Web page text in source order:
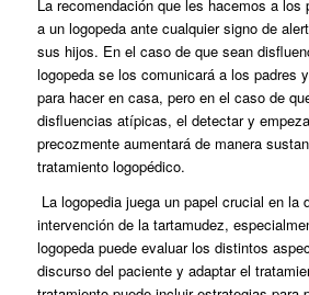
La recomendación que les hacemos a
a un logopeda ante cualquier signo de
sus hijos. En el caso de que sean
logopeda se los comunicará a los padres
para hacer en casa, pero en el caso de
disfluencias atípicas, el detectar y
precozmente aumentará de manera
tratamiento logopédico.
La logopedia juega un papel crucial en la
intervención de la tartamudez,
logopeda puede evaluar los distintos
discurso del paciente y adaptar el